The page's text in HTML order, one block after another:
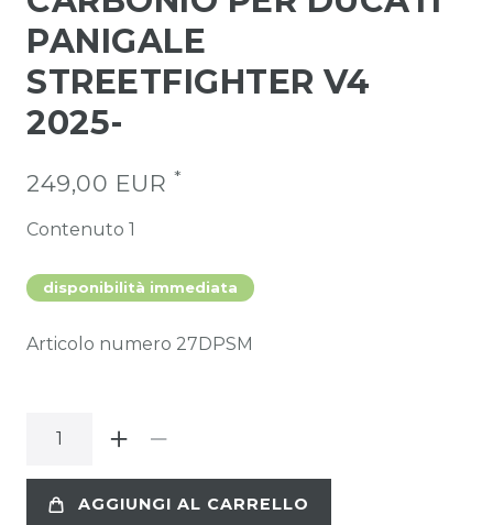
PANIGALE
STREETFIGHTER V4
2025-
249,00 EUR *
Contenuto 1
disponibilità immediata
Articolo numero 27DPSM
AGGIUNGI AL CARRELLO